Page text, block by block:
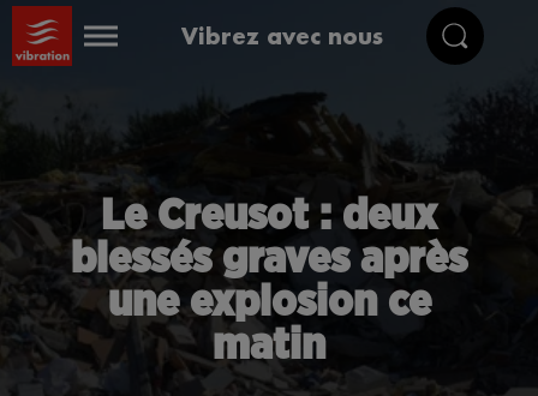
Vibrez avec nous
Le Creusot : deux
blessés graves après
une explosion ce
matin